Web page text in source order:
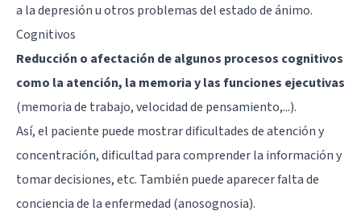
a la depresión u otros problemas del estado de ánimo.
Cognitivos
Reducción o afectación de algunos procesos cognitivos
como la atención, la memoria y las funciones ejecutivas
(memoria de trabajo, velocidad de pensamiento,...).
Así, el paciente puede mostrar dificultades de atención y
concentración, dificultad para comprender la información y
tomar decisiones, etc. También puede aparecer falta de
conciencia de la enfermedad (anosognosia).